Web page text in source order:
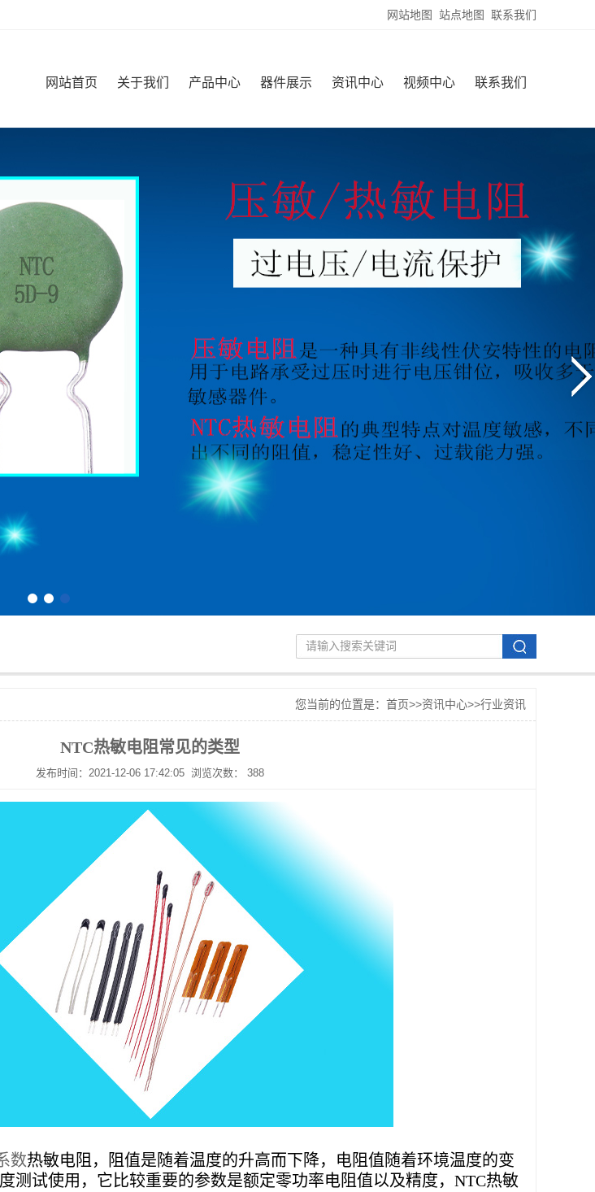
网站地图 站点地图 联系我们
网站首页 关于我们 产品中心 器件展示 资讯中心 视频中心 联系我们
3
您当前的位置是： 首页>>资讯中心>>行业资讯
NTC热敏电阻常见的类型
发布时间：2021-12-06 17:42:05 浏览次数： 388
数热敏电阻，阻值是随着温度的升高而下降，电阻值随着环境温度的变
测试使用，它 比较重要的参数是额定零功率电阻值以及精度，NTC热敏